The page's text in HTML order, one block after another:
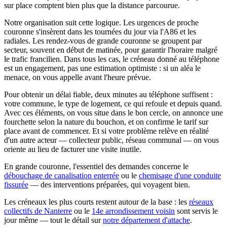
sur place comptent bien plus que la distance parcourue.
Notre organisation suit cette logique. Les urgences de proche
couronne s'insèrent dans les tournées du jour via l'A86 et les
radiales. Les rendez-vous de grande couronne se groupent par
secteur, souvent en début de matinée, pour garantir l'horaire malgré
le trafic francilien. Dans tous les cas, le créneau donné au téléphone
est un engagement, pas une estimation optimiste : si un aléa le
menace, on vous appelle avant l'heure prévue.
Pour obtenir un délai fiable, deux minutes au téléphone suffisent :
votre commune, le type de logement, ce qui refoule et depuis quand.
Avec ces éléments, on vous situe dans le bon cercle, on annonce une
fourchette selon la nature du bouchon, et on confirme le tarif sur
place avant de commencer. Et si votre problème relève en réalité
d'un autre acteur — collecteur public, réseau communal — on vous
oriente au lieu de facturer une visite inutile.
En grande couronne, l'essentiel des demandes concerne le
débouchage de canalisation enterrée ou le chemisage d'une conduite
fissurée — des interventions préparées, qui voyagent bien.
Les créneaux les plus courts restent autour de la base : les réseaux
collectifs de Nanterre ou le 14e arrondissement voisin sont servis le
jour même — tout le détail surnotre département d'attache.